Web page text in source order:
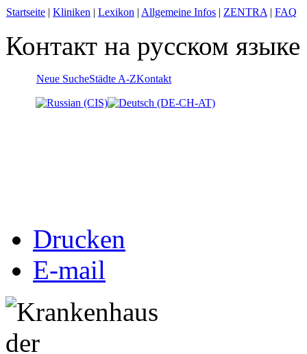
Startseite | Kliniken | Lexikon | Allgemeine Infos | ZENTRA | FAQ
Контакт на русском
Neue SucheStädte A-ZKontakt
Drucken
E-mail